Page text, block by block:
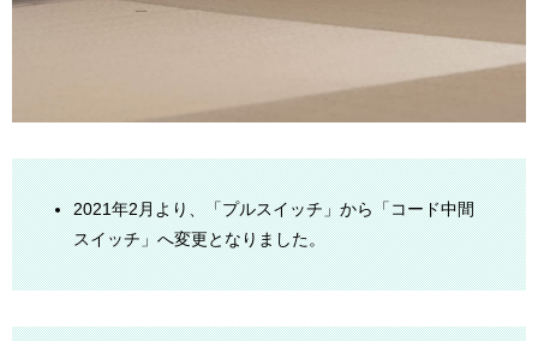
2021年2月より、「プルスイッチ」から「コード中間
スイッチ」へ変更となりました。